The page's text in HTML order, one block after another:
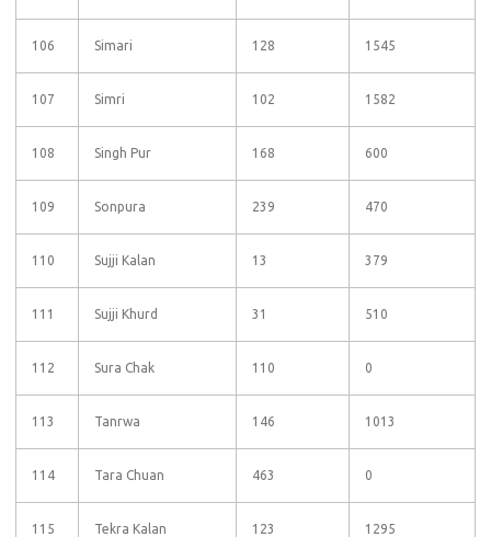
106 Simari 128 1545
107 Simri 102 1582
108 Singh Pur 168 600
109 Sonpura 239 470
110 Sujji Kalan 13 379
111 Sujji Khurd 31 510
112 Sura Chak 110 0
113 Tanrwa 146 1013
114 Tara Chuan 463 0
115 Tekra Kalan 123 1295